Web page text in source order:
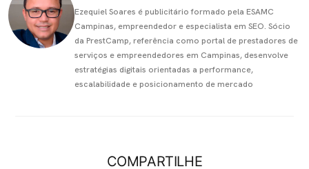
Ezequiel Soares é publicitário formado pela ESAMC
Campinas, empreendedor e especialista em SEO. Sócio
da PrestCamp, referência como portal de prestadores de
serviços e empreendedores em Campinas, desenvolve
estratégias digitais orientadas a performance,
escalabilidade e posicionamento de mercado
COMPARTILHE